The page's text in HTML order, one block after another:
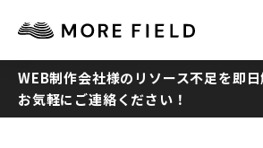
TOP
WEB制作会社様のリソース不足を即日
お気軽にご連絡ください！